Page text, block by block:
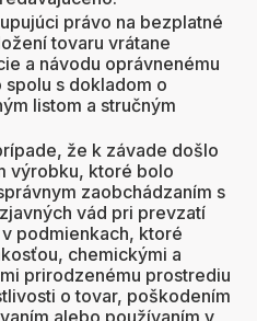
právo na bezplatné
tovaru vrátane
a návodu oprávnenému
s dokladom o
listom a stručným
že k závade došlo
výrobku, ktoré bolo
zaobchádzaním s
vád pri prevzatí
podmienkach, ktoré
chemickými a
prirodzenému prostrediu
o tovar, poškodením
alebo používaním v